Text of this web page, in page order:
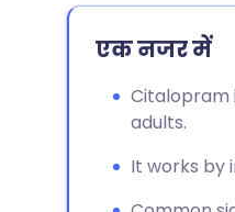
एक नजर में
Citalopram
adults.
It works by